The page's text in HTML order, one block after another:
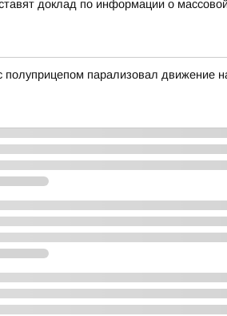
доклад по информации о
полуприцепом парализовал